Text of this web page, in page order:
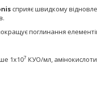
сприяє швидкому
поглинання
1х107 КУО/мл,